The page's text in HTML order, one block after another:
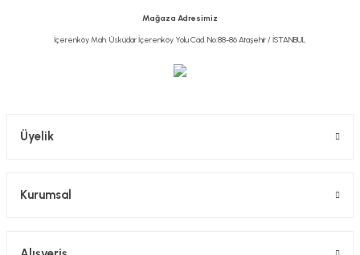
Mağaza Adresimiz
İçerenköy Mah. Üsküdar İçerenköy Yolu Cad. No:88-86 Ataşehir / İSTANBUL
Üyelik
Kurumsal